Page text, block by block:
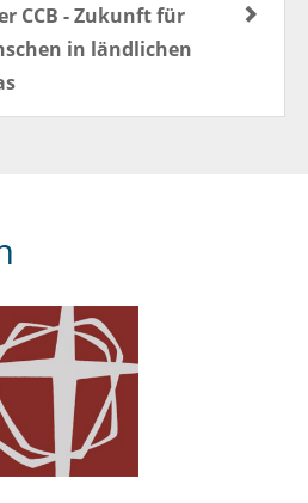
CCB - Zukunft für
in ländlichen